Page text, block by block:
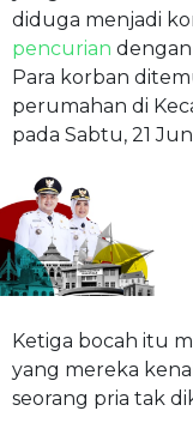
diduga menjadi
pencurian dengan
Para korban
perumahan di
pada Sabtu, 21
Ketiga bocah itu
yang mereka
seorang pria tak